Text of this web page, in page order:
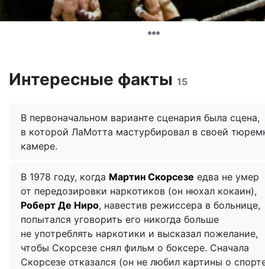
Интересные факты 15
В первоначальном варианте сценария была сцена,
в которой ЛаМотта мастурбировал в своей
камере.
В 1978 году, когда Мартин Скорсезе едва не умер
от передозировки наркотиков (он нюхал кокаин),
Роберт Де Ниро, навестив режиссера в больнице,
попытался уговорить его никогда больше
не употреблять наркотики и высказал пожелание,
чтобы Скорсезе снял фильм о боксере. Сначала
Скорсезе отказался (он не любил картины о